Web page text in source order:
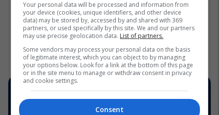
Your personal data will be processed and information from
your device (cookies, unique identifiers, and other device
data) may be stored by, accessed by and shared with 369
partners, or used specifically by this site. We and our partners
may use precise geolocation data. List of partners.
Some vendors may process your personal data on the basis
of legitimate interest, which you can object to by managing
your options below. Look for a link at the bottom of this page
or in the site menu to manage or withdraw consent in privacy
and cookie settings.
Consent